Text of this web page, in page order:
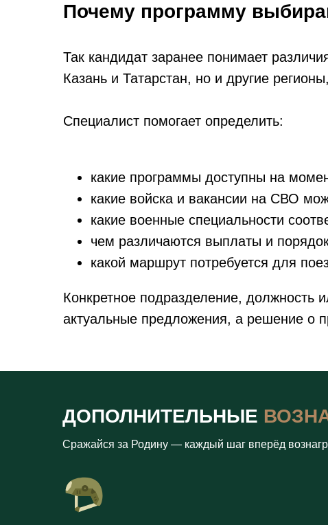
Почему программу
Так кандидат заранее понимает
Казань и Татарстан, но и другие
Специалист помогает определить:
какие программы доступны на
какие войска и вакансии на СВО
какие военные специальности
чем различаются выплаты и
какой маршрут потребуется для
Конкретное подразделение, должность
актуальные предложения, а решение о
ДОПОЛНИТЕЛЬНЫЕ
Сражайся за Родину — каждый шаг вперёд